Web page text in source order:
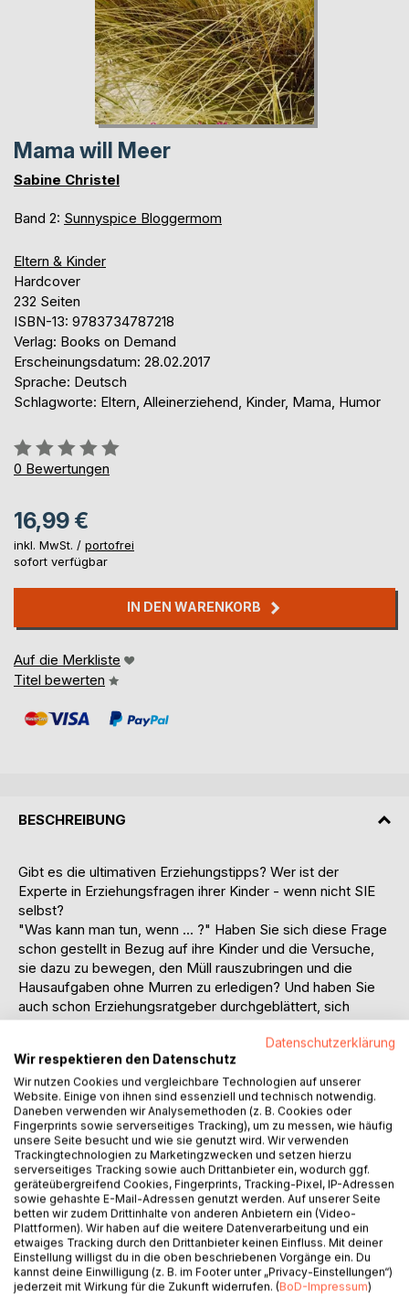
Mama will Meer
Sabine Christel
Band 2: Sunnyspice Bloggermom
Eltern & Kinder
Hardcover
232 Seiten
ISBN-13: 9783734787218
Verlag: Books on Demand
Erscheinungsdatum: 28.02.2017
Sprache: Deutsch
Schlagworte: Eltern, Alleinerziehend, Kinder, Mama, Humor
Bewertung::
0%
0 Bewertungen
16,99 €
inkl. MwSt. / portofrei
sofort verfügbar
IN DEN WARENKORB
Auf die Merkliste
Titel bewerten
BESCHREIBUNG
Gibt es die ultimativen Erziehungstipps? Wer ist der
Experte in Erziehungsfragen ihrer Kinder - wenn nicht SIE
selbst?
"Was kann man tun, wenn ... ?" Haben Sie sich diese Frage
schon gestellt in Bezug auf ihre Kinder und die Versuche,
sie dazu zu bewegen, den Müll rauszubringen und die
Hausaufgaben ohne Murren zu erledigen? Und haben Sie
auch schon Erziehungsratgeber durchgeblättert, sich
wiedererkannt und am Ende doch keine wirkliche Lösung
gefunden? Dann sind Sie hier genau richtig ;-)
Würden Sie auch gern mal einer nervigen Übermutter auf
dem Spielplatz eine Schüppe Sand über die neunmalkluge
Rübe schütten? Finden Sie Schulfeste und
Bastelnachmittage im Kindergarten auch so unterirdisch
langweilig? Und was wäre die optimale Lösung für säumige
Unterhaltspflichtige?
Kennen Sie das Morgengrauen und benötigen Sie auch
gelegentlich die therapeutische Beratung bei einer guten
Kosmetikerin?
Neben Tipps zur richtigen Pflege eines Mannes und wie
sich die Suche nach dem Traumprinzen gestalten kann gibt
es so einiges, was einer Frau so in den Sinn kommt.
Aber auch Suizid von Schülern und die Frage nach dem
Datenschutzerklärung
Wir respektieren den Datenschutz
Wir nutzen Cookies und vergleichbare Technologien auf unserer
Website. Einige von ihnen sind essenziell und technisch notwendig.
Daneben verwenden wir Analysemethoden (z. B. Cookies oder
Fingerprints sowie serverseitiges Tracking), um zu messen, wie häufig
unsere Seite besucht und wie sie genutzt wird. Wir verwenden
Trackingtechnologien zu Marketingzwecken und setzen hierzu
serverseitiges Tracking sowie auch Drittanbieter ein, wodurch ggf.
geräteübergreifend Cookies, Fingerprints, Tracking-Pixel, IP-Adressen
sowie gehashte E-Mail-Adressen genutzt werden. Auf unserer Seite
betten wir zudem Drittinhalte von anderen Anbietern ein (Video-
Plattformen). Wir haben auf die weitere Datenverarbeitung und ein
etwaiges Tracking durch den Drittanbieter keinen Einfluss. Mit deiner
Einstellung willigst du in die oben beschriebenen Vorgänge ein. Du
kannst deine Einwilligung (z. B. im Footer unter „Privacy-Einstellungen“)
jederzeit mit Wirkung für die Zukunft widerrufen. (BoD-Impressum)